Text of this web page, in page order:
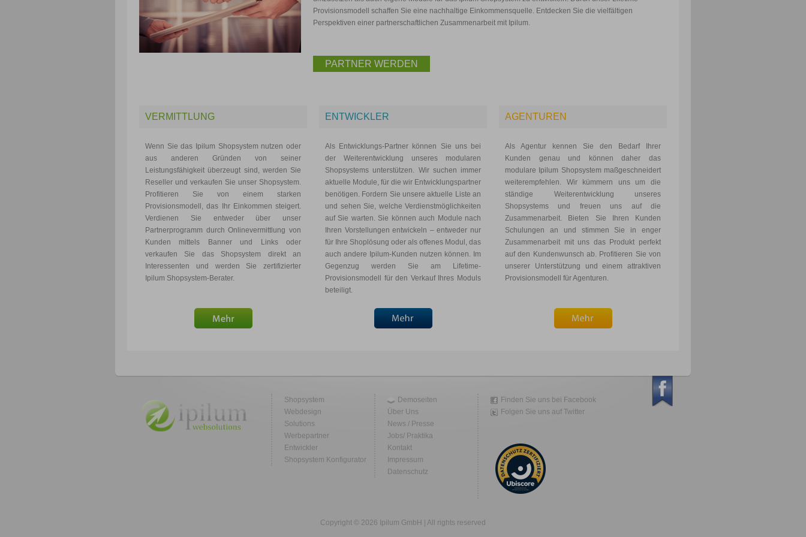
Provisionsmodell schaffen Sie eine nachhaltige Einkommensquelle. Entdecken Sie die vielfältigen
Perspektiven einer partnerschaftlichen Zusammenarbeit mit Ipilum.
PARTNER WERDEN
VERMITTLUNG
Wenn Sie das Ipilum Shopsystem nutzen oder
aus anderen Gründen von seiner
Leistungsfähigkeit überzeugt sind, werden Sie
Reseller und verkaufen Sie unser Shopsystem.
Profitieren Sie von einem starken
Provisionsmodell, das Ihr Einkommen steigert.
Verdienen Sie entweder über unser
Partnerprogramm durch Onlinevermittlung von
Kunden mittels Banner und Links oder
verkaufen Sie das Shopsystem direkt an
Interessenten und werden Sie zertifizierter
Ipilum Shopsystem-Berater.
ENTWICKLER
Als Entwicklungs-Partner können Sie uns bei
der Weiterentwicklung unseres modularen
Shopsystems unterstützen. Wir suchen immer
aktuelle Module, für die wir Entwicklungspartner
benötigen. Fordern Sie unsere aktuelle Liste an
und sehen Sie, welche Verdienstmöglichkeiten
auf Sie warten. Sie können auch Module nach
Ihren Vorstellungen entwickeln – entweder nur
für Ihre Shoplösung oder als offenes Modul, das
auch andere Ipilum-Kunden nutzen können. Im
Gegenzug werden Sie am Lifetime-
Provisionsmodell für den Verkauf Ihres Moduls
beteiligt.
AGENTUREN
Als Agentur kennen Sie den Bedarf Ihrer
Kunden genau und können daher das
modulare Ipilum Shopsystem maßgeschneidert
weiterempfehlen. Wir kümmern uns um die
ständige Weiterentwicklung unseres
Shopsystems und freuen uns auf die
Zusammenarbeit. Bieten Sie Ihren Kunden
Schulungen an und stimmen Sie in enger
Zusammenarbeit mit uns das Produkt perfekt
auf den Kundenwunsch ab. Profitieren Sie von
unserer Unterstützung und einem attraktiven
Provisionsmodell für Agenturen.
Shopsystem
Webdesign
Solutions
Werbepartner
Entwickler
Shopsystem Konfigurator
Demoseiten
Über Uns
News / Presse
Jobs/ Praktika
Kontakt
Impressum
Datenschutz
Finden Sie uns bei Facebook
Folgen Sie uns auf Twitter
Copyright © 2026 Ipilum GmbH | All rights reserved